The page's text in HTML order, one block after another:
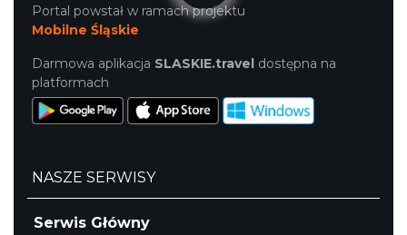
Portal powstał w ramach projektu
Mobilne Śląskie
Darmowa aplikacja SLASKIE.travel dostępna na
platformach
NASZE SERWISY
Serwis Główny